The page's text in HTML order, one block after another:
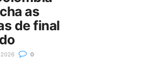
as
de final
0